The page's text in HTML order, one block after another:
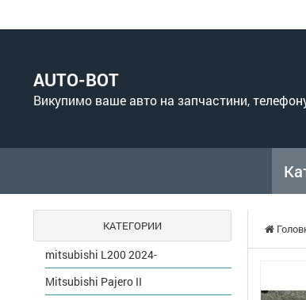
AUTO-BOT
Викупимо ваше авто на запчастини,
КАТЕГОРИИ
mitsubishi L200 2024-
Mitsubishi Pajero II